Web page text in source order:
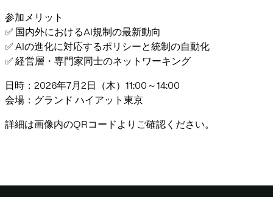
参加メリット
✅ 国内外におけるAI規制の最新動向
✅ AIの進化に対応するポリシーと統制の自動化
✅ 経営層・専門家同士のネットワーキング
日時 ：2026年7月2日（木）11:00～14:00
会場 ：グランド ハイアット東京
詳細は画像内のQRコードよりご確認ください。